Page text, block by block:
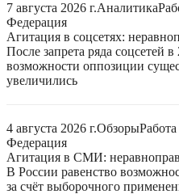
7 августа 2026 г.Аналитика
Федерация
Агитация в соцсетях:
После запрета ряда соцсетей
возможности оппозиции
увеличились
4 августа 2026 г.Обзоры
Федерация
Агитация в СМИ:
В России равенство
за счёт выборочного